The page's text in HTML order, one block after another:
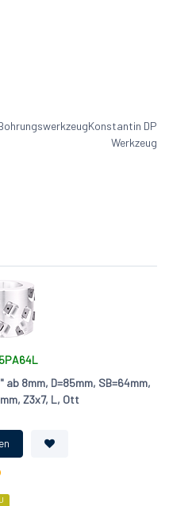
Konstantin DP
Werkzeug
8mm, D=85mm, SB=64mm,
Z3x7, L, Ott